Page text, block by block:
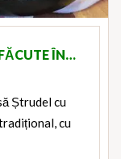
ÎN…
Ștrudel cu
cu